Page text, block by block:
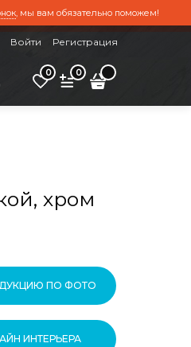
, мы вам обязательно поможем!
Войти Регистрация
0 0
хром
ПО ФОТО
ИНТЕРЬЕРА